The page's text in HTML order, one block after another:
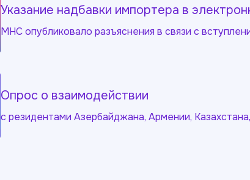
Указание надбавки импортера в
МНС опубликовало разъяснения в связи с
Опрос о взаимодействии
с резидентами Азербайджана, Армении,